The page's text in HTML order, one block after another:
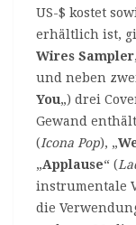
US-$ kostet
erhältlich ist,
Wires Sampler
und neben
You„) drei
Gewand
(Icona Pop), „
„Applause“ (
instrumentale
die